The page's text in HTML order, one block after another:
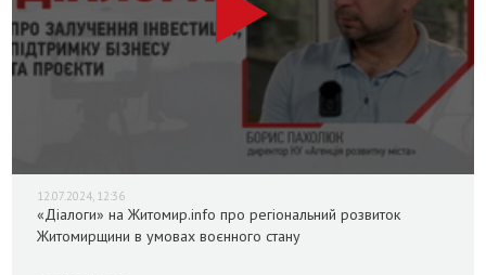
12.07.2024, 12:36
«Діалоги» на Житомир.info про регіональний розвиток
Житомирщини в умовах воєнного стану